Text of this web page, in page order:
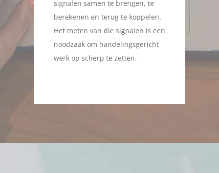
signalen samen te brengen, te
berekenen en terug te koppelen.
Het meten van die signalen is een
noodzaak om handelingsgericht
werk op scherp te zetten.